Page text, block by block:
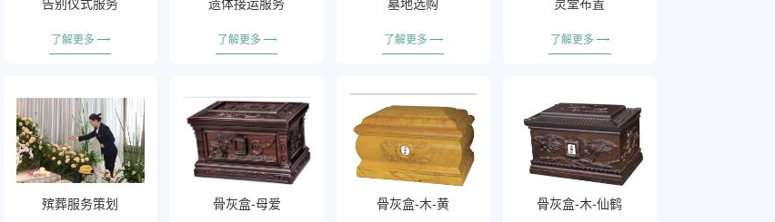
告别仪式服务
了解更多
遗体接运服务
了解更多
墓地选购
了解更多
灵堂布置
了解更多
殡葬服务策划 骨灰盒-母爱 骨灰盒-木-黄 骨灰盒-木-仙鹤